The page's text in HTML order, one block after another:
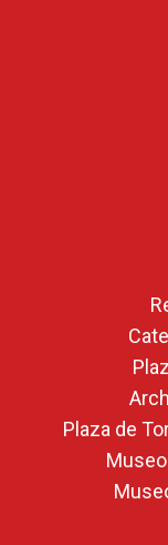
Plaza de